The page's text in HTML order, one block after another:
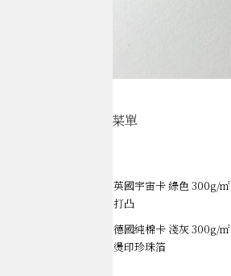
One Tree Hill｜菜單
材質｜英國宇宙卡 綠色 300g/㎡
加工｜打凸
材質｜德國純棉卡 淺灰 300g/㎡
加工｜燙印珍珠箔